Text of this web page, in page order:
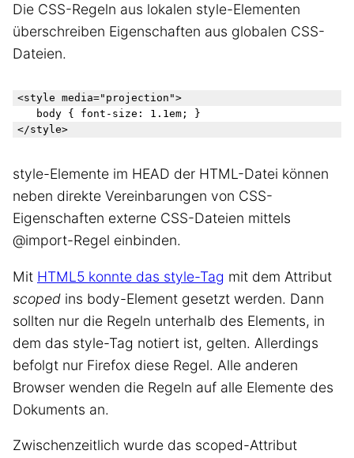
Die CSS-Regeln aus lokalen style-Elementen
überschreiben Eigenschaften aus globalen CSS-
Dateien.
<style media="projection">
   body { font-size: 1.1em; }
style-Elemente im HEAD der HTML-Datei können
neben direkte Vereinbarungen von CSS-
Eigenschaften externe CSS-Dateien mittels
@import-Regel einbinden.
Mit HTML5 konnte das style-Tag mit dem Attribut
scoped ins body-Element gesetzt werden. Dann
sollten nur die Regeln unterhalb des Elements, in
dem das style-Tag notiert ist, gelten. Allerdings
befolgt nur Firefox diese Regel. Alle anderen
Browser wenden die Regeln auf alle Elemente des
Dokuments an.
Zwischenzeitlich wurde das scoped-Attribut